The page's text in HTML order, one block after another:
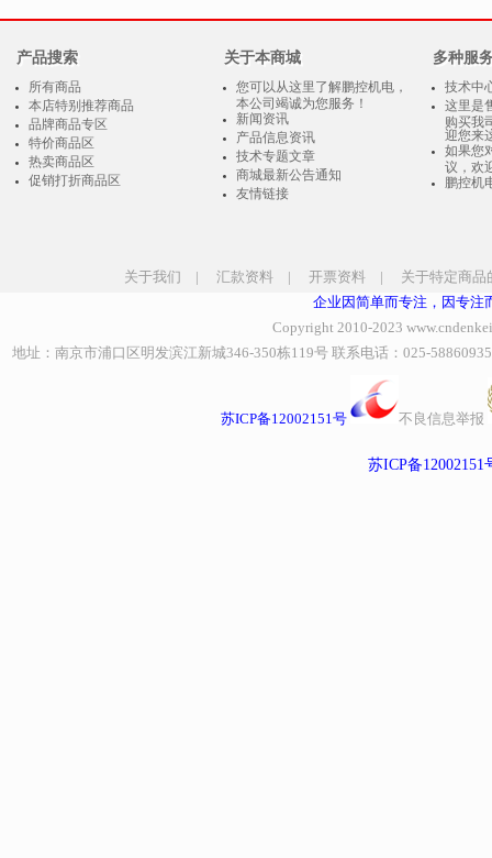
产品搜索
所有商品
本店特别推荐商品
品牌商品专区
特价商品区
热卖商品区
促销打折商品区
关于本商城
您可以从这里了解鹏控机电，
本公司竭诚为您服务！
新闻资讯
产品信息资讯
技术专题文章
商城最新公告通知
友情链接
多种服
技术中
这里是
购买我
迎您来
如果您
议，欢
鹏控机
关于我们 | 汇款资料 | 开票资料 |
关于特定商品
企业因简单而专注，因专注
Copyright 2010-2023
地址：南京市浦口区明发滨江新城346-350栋119号 联系电话：025-
苏ICP备12002151号 不良信息举报
苏ICP备12002151